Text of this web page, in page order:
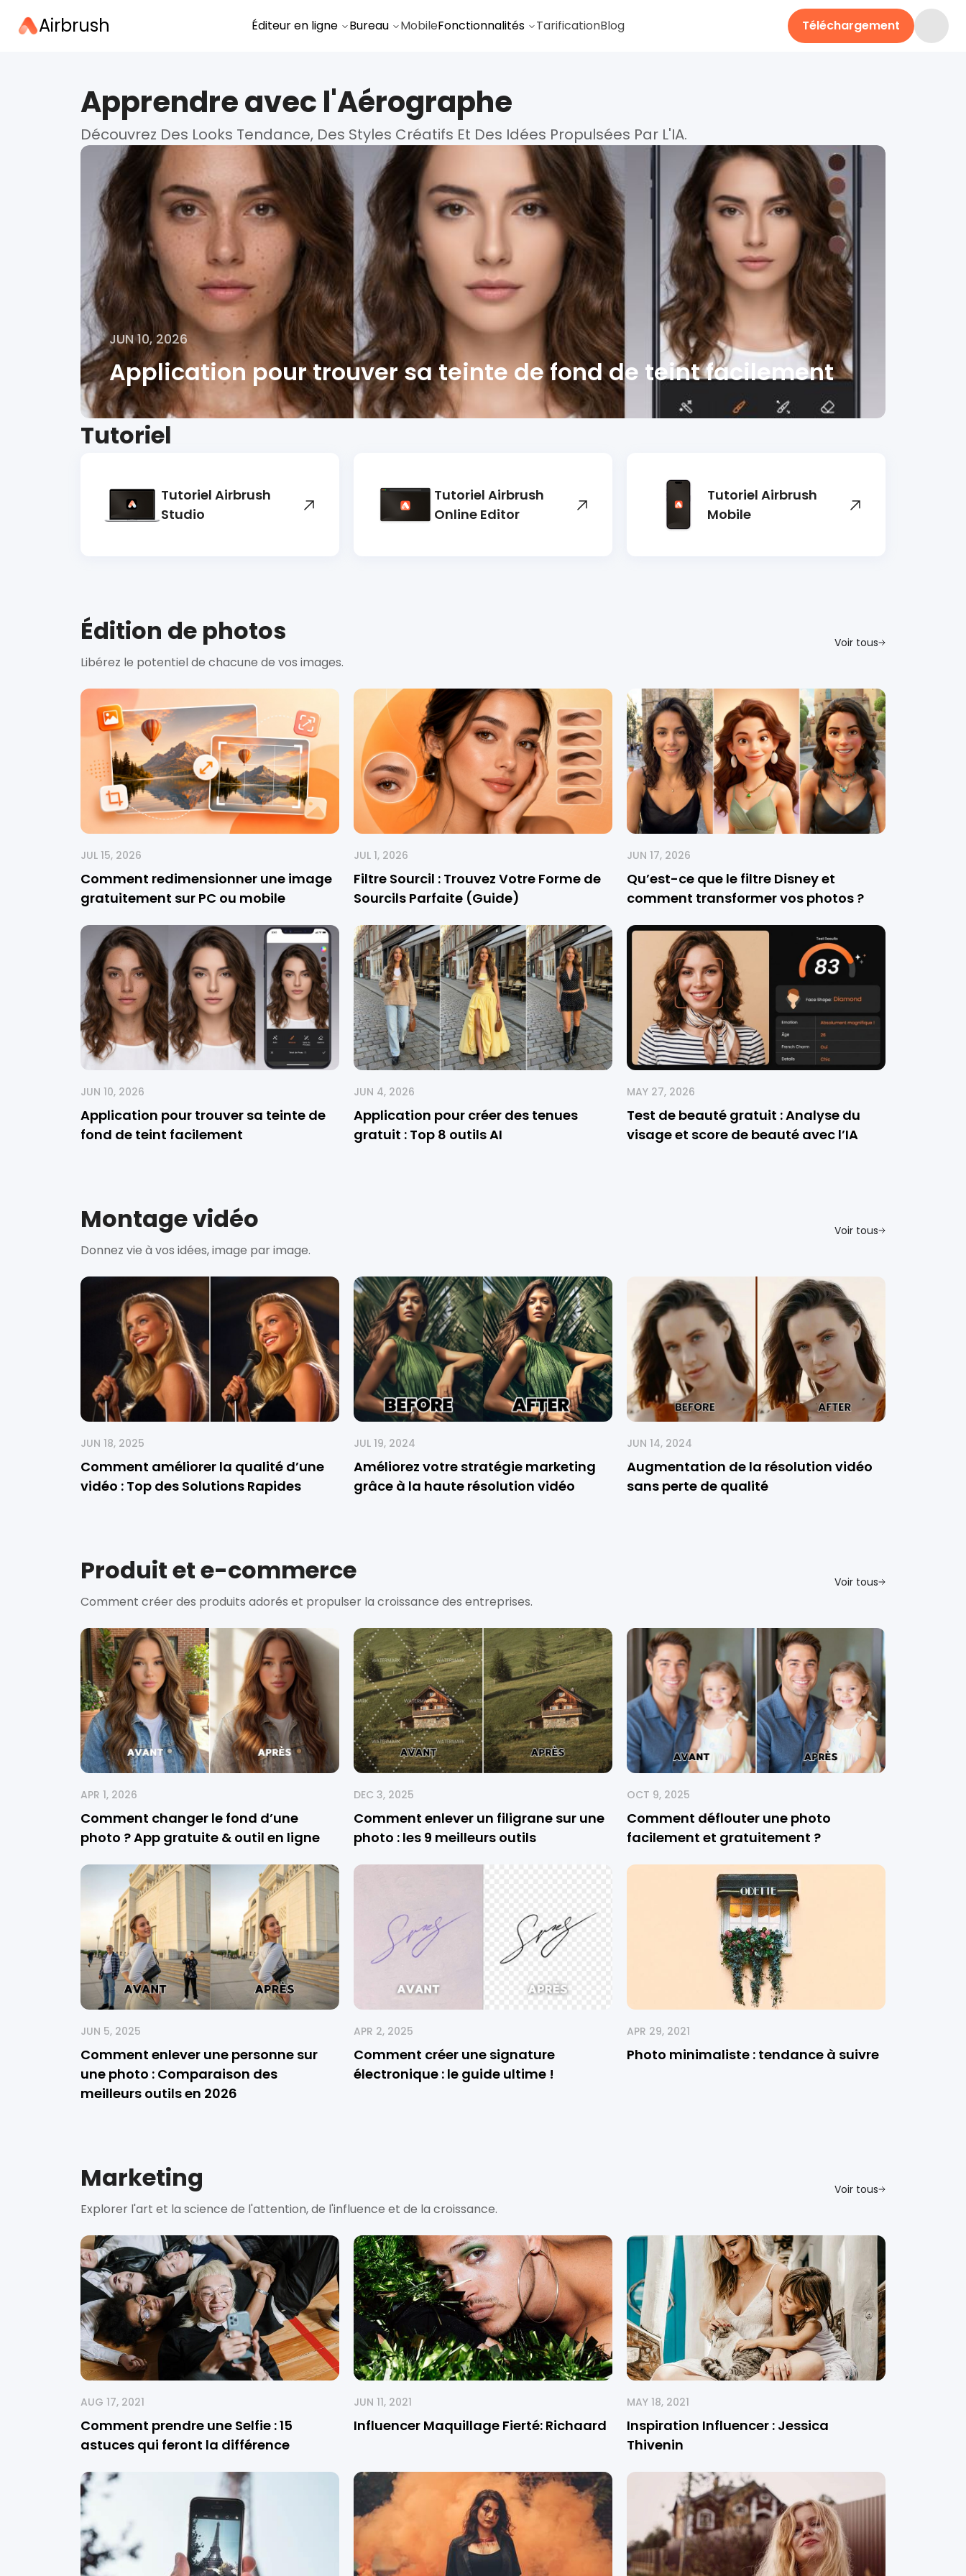
Airbrush Éditeur en ligne Bureau MobileFonctionnalités TarificationBlog Téléchargement
Apprendre avec l'Aérographe
Découvrez Des Looks Tendance, Des Styles Créatifs Et Des Idées Propulsées Par L'IA.
JUN 10, 2026
Application pour trouver sa teinte de fond de teint facilement
Tutoriel
Tutoriel Airbrush
Studio
Tutoriel Airbrush
Online Editor
Tutoriel Airbrush
Mobile
Édition de photos
Libérez le potentiel de chacune de vos images.
Voir tous
JUL 15, 2026
Comment redimensionner une image
gratuitement sur PC ou mobile
JUL 1, 2026
Filtre Sourcil : Trouvez Votre Forme de
Sourcils Parfaite (Guide)
JUN 17, 2026
Qu’est-ce que le filtre Disney et
comment transformer vos photos ?
JUN 10, 2026
Application pour trouver sa teinte de
fond de teint facilement
JUN 4, 2026
Application pour créer des tenues
gratuit : Top 8 outils AI
MAY 27, 2026
Test de beauté gratuit : Analyse du
visage et score de beauté avec l’IA
Montage vidéo
Donnez vie à vos idées, image par image.
Voir tous
JUN 18, 2025
Comment améliorer la qualité d’une
vidéo : Top des Solutions Rapides
JUL 19, 2024
Améliorez votre stratégie marketing
grâce à la haute résolution vidéo
JUN 14, 2024
Augmentation de la résolution vidéo
sans perte de qualité
Produit et e-commerce
Comment créer des produits adorés et propulser la croissance des entreprises.
Voir tous
APR 1, 2026
Comment changer le fond d’une
photo ? App gratuite & outil en ligne
DEC 3, 2025
Comment enlever un filigrane sur une
photo : les 9 meilleurs outils
OCT 9, 2025
Comment déflouter une photo
facilement et gratuitement ?
JUN 5, 2025
Comment enlever une personne sur
une photo : Comparaison des
meilleurs outils en 2026
APR 2, 2025
Comment créer une signature
électronique : le guide ultime !
APR 29, 2021
Photo minimaliste : tendance à suivre
Marketing
Explorer l'art et la science de l'attention, de l'influence et de la croissance.
Voir tous
AUG 17, 2021
Comment prendre une Selfie : 15
astuces qui feront la différence
JUN 11, 2021
Influencer Maquillage Fierté: Richaard
MAY 18, 2021
Inspiration Influencer : Jessica
Thivenin